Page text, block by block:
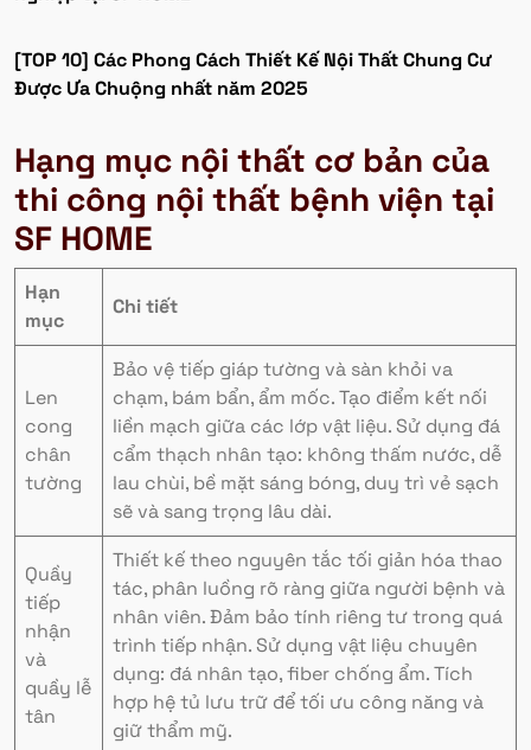
[TOP 10] Các Phong Cách Thiết Kế Nội Thất Chung Cư
Được Ưa Chuộng nhất năm 2025
Hạng mục nội thất cơ bản của
thi công nội thất bệnh viện tại
SF HOME
Hạn
mục
Chi tiết
Len
cong
chân
tường
Bảo vệ tiếp giáp tường và sàn khỏi va
chạm, bám bẩn, ẩm mốc. Tạo điểm kết nối
liền mạch giữa các lớp vật liệu. Sử dụng đá
cẩm thạch nhân tạo: không thấm nước, dễ
lau chùi, bề mặt sáng bóng, duy trì vẻ sạch
sẽ và sang trọng lâu dài.
Quầy
tiếp
nhận
và
quầy lễ
tân
Thiết kế theo nguyên tắc tối giản hóa thao
tác, phân luồng rõ ràng giữa người bệnh và
nhân viên. Đảm bảo tính riêng tư trong quá
trình tiếp nhận. Sử dụng vật liệu chuyên
dụng: đá nhân tạo, fiber chống ẩm. Tích
hợp hệ tủ lưu trữ để tối ưu công năng và
giữ thẩm mỹ.